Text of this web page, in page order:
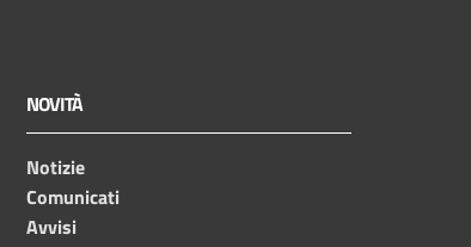
NOVITÀ
Notizie
Comunicati
Avvisi